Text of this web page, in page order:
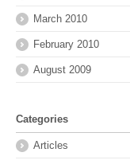
March 2010
February 2010
August 2009
Categories
Articles